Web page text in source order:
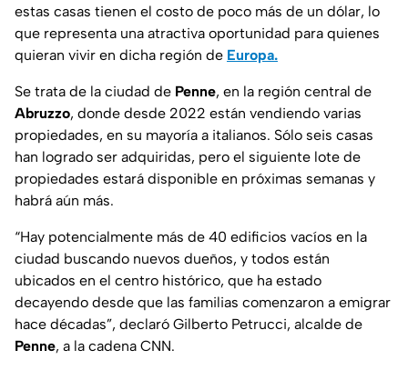
estas casas tienen el costo de poco más de un dólar, lo
que representa una atractiva oportunidad para quienes
quieran vivir en dicha región de Europa.
Se trata de la ciudad de Penne, en la región central de
Abruzzo, donde desde 2022 están vendiendo varias
propiedades, en su mayoría a italianos. Sólo seis casas
han logrado ser adquiridas, pero el siguiente lote de
propiedades estará disponible en próximas semanas y
habrá aún más.
“Hay potencialmente más de 40 edificios vacíos en la
ciudad buscando nuevos dueños, y todos están
ubicados en el centro histórico, que ha estado
decayendo desde que las familias comenzaron a emigrar
hace décadas”, declaró Gilberto Petrucci, alcalde de
Penne, a la cadena CNN.